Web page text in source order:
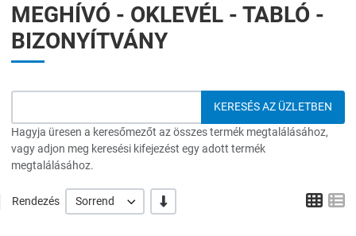
MEGHÍVÓ - OKLEVÉL - TABLÓ -
BIZONYÍTVÁNY
Hagyja üresen a keresőmezőt az összes termék megtalálásához,
vagy adjon meg keresési kifejezést egy adott termék
megtalálásához.
Rendezés Sorrend -/+ Grid